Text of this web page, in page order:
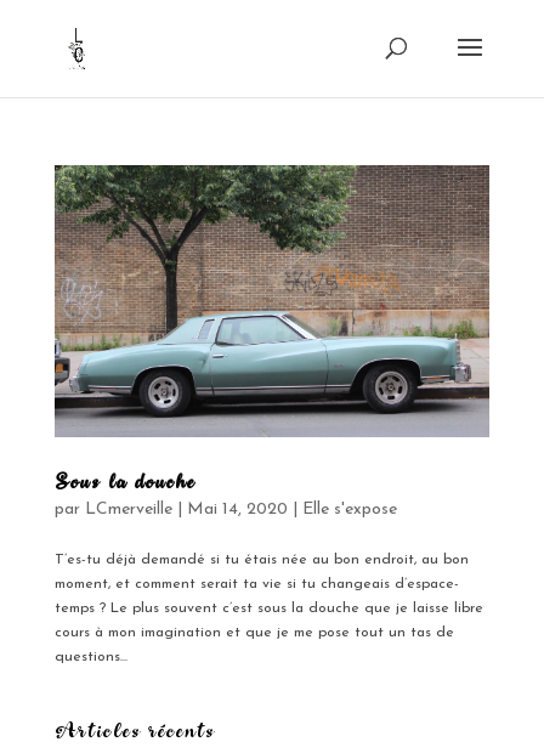
Sous la douche
par LCmerveille| Mai 14, 2020 Elle s'expose
T’es-tu déjà demandé si tu étais née au bon endroit, au bon
moment, et comment serait ta vie si tu changeais d’espace-
temps ? Le plus souvent c’est sous la douche que je laisse libre
cours à mon imagination et que je me pose tout un tas de
questions...
Articles récents